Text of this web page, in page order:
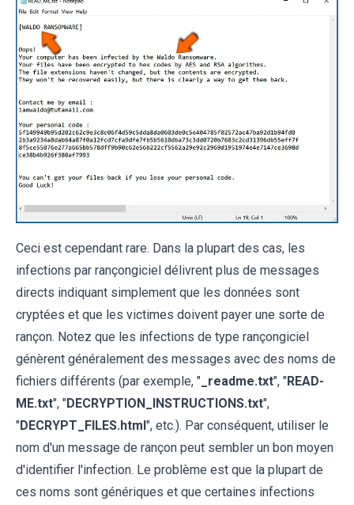
Ceci est cependant rare. Dans la plupart des cas, les
infections par rançongiciel délivrent plus de messages
directs indiquant simplement que les données sont
cryptées et que les victimes doivent payer une sorte de
rançon. Notez que les infections de type rançongiciel
génèrent généralement des messages avec des noms de
fichiers différents (par exemple, " _readme.txt", "READ-
ME.txt", "DECRYPTION_INSTRUCTIONS.txt",
"DECRYPT_FILES.html ", etc.). Par conséquent, utiliser le
nom d'un message de rançon peut sembler un bon moyen
d'identifier l'infection. Le problème est que la plupart de
ces noms sont génériques et que certaines infections